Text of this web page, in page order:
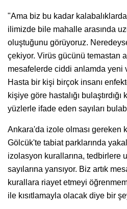
"Ama biz bu kadar
ilimizde bile mahalle arasında
oluştuğunu görüyoruz.
çekiyor. Virüs gücünü temastan
mesafelerde ciddi anlamda yeni
Hasta bir kişi birçok insanı
kişiye göre hastalığı
yüzlerle ifade eden sayıları
Ankara'da izole olması gereken
Gölcük'te tabiat parklarında
izolasyon kurallarına, tedbirlere
sayılarına yansıyor. Biz artık
kurallara riayet etmeyi
ile kısıtlamayla olacak diye bir